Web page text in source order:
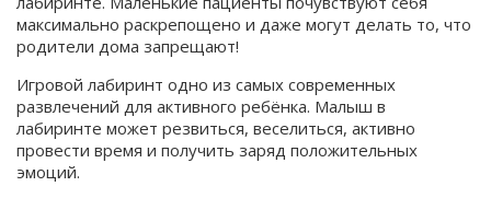
максимально раскрепощено и даже могут делать то, что
родители дома запрещают!
Игровой лабиринт одно из самых современных
развлечений для активного ребёнка. Малыш в
лабиринте может резвиться, веселиться, активно
провести время и получить заряд положительных
эмоций.